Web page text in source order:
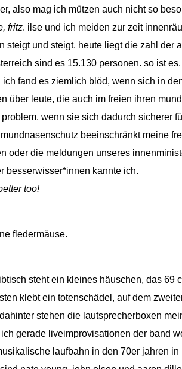
also mag ich mützen auch nicht so
fritz. ilse und ich meiden zur zeit
steigt und steigt. heute liegt die zahl der
sind es 15.130 personen. so ist
ich fand es ziemlich blöd, wenn sich in
über leute, die auch im freien ihren
wenn sie sich dadurch sicherer
beeinschränkt meine
oder die meldungen unseres
besserwisser*innen kannte ich.
too!
fledermäuse.
steht ein kleines häuschen, das 69
klebt ein totenschädel, auf dem
stehen die lautsprecherboxen
gerade liveimprovisationen der band
laufbahn in den 70er jahren